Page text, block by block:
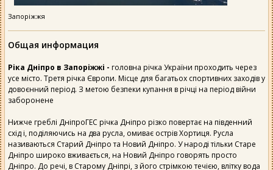
Запоріжжя
Общая информация
Ріка Дніпро в Запоріжжі - головна річка України проходить через
усе місто. Третя річка Європи. Місце для багатьох спортивних заходів у
довоєнний період. З метою безпеки купання в річці на період війни
заборонене
Нижче греблі ДніпроГЕС річка Дніпро різко повертає на південний
схід і, поділяючись на два русла, омиває острів Хортиця. Русла
називаються Старий Дніпро та Новий Дніпро. У народі тільки Старе
Дніпро широко вживається, на Новий Дніпро говорять просто
Дніпро. До речі, в Старому Дніпрі, з його стрімкою течією, влітку вода